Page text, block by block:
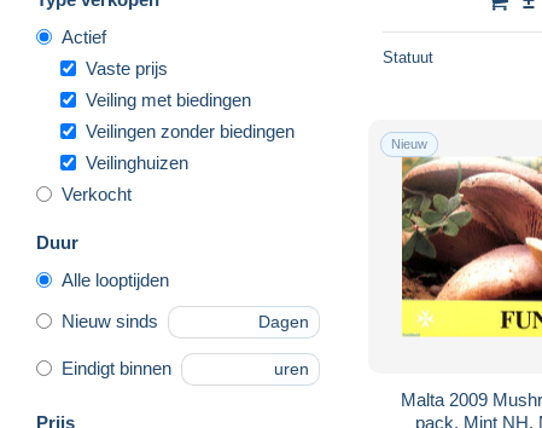
Actief
Vaste prijs
Veiling met biedingen
Veilingen zonder biedingen
Veilinghuizen
Verkocht
Duur
Alle looptijden
Nieuw sinds Dagen
Eindigt binnen uren
Prijs
Statuut
Nieuw
Malta 2009
pack, Mint NH,